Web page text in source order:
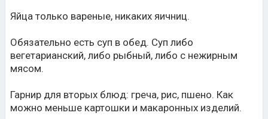
Яйца только вареные, никаких яичниц.
Обязательно есть суп в обед. Суп либо
вегетарианский, либо рыбный, либо с нежирным
мясом.
Гарнир для вторых блюд: греча, рис, пшено. Как
можно меньше картошки и макаронных изделий.